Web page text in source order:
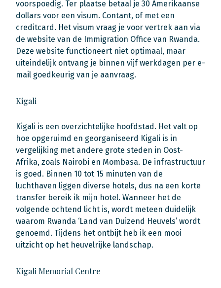
voorspoedig. Ter plaatse betaal je 30 Amerikaanse
dollars voor een visum. Contant, of met een
creditcard. Het visum vraag je voor vertrek aan via
de website van de Immigration Office van Rwanda.
Deze website functioneert niet optimaal, maar
uiteindelijk ontvang je binnen vijf werkdagen per e-
mail goedkeurig van je aanvraag.
Kigali
Kigali is een overzichtelijke hoofdstad. Het valt op
hoe opgeruimd en georganiseerd Kigali is in
vergelijking met andere grote steden in Oost-
Afrika, zoals Nairobi en Mombasa. De infrastructuur
is goed. Binnen 10 tot 15 minuten van de
luchthaven liggen diverse hotels, dus na een korte
transfer bereik ik mijn hotel. Wanneer het de
volgende ochtend licht is, wordt meteen duidelijk
waarom Rwanda ‘Land van Duizend Heuvels’ wordt
genoemd. Tijdens het ontbijt heb ik een mooi
uitzicht op het heuvelrijke landschap.
Kigali Memorial Centre